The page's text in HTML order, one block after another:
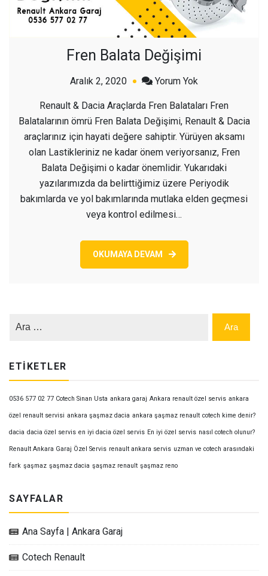
Fren Balata Değişimi
Aralık 2, 2020 Yorum Yok
Balata
Değişimi
Renault & Dacia Araçlarda Fren Balataları Fren
Balatalarının ömrü Fren Balata Değişimi, Renault & Dacia
araçlarınız için hayati değere sahiptir. Yürüyen aksamı
olan Lastikleriniz ne kadar önem veriyorsanız, Fren
Balata Değişimi o kadar önemlidir. Yukarıdaki
yazılarımızda da belirttiğimiz üzere Periyodik
bakımlarda ve yol bakımlarında mutlaka elden geçmesi
veya kontrol edilmesi…
OKUMAYA DEVAM
ETIKETLER
0536 577 02 77 Cotech Sinan Usta ankara garaj Ankara renault özel servis ankara
özel renault servisi ankara şaşmaz dacia ankara şaşmaz renault cotech kime denir?
dacia dacia özel servis en iyi dacia özel servis En iyi özel servis nasıl cotech olunur?
Renault Ankara Garaj Özel Servis renault ankara servis uzman ve cotech arasındaki
fark şaşmaz şaşmaz dacia şaşmaz renault şaşmaz reno
SAYFALAR
Ana Sayfa | Ankara Garaj
Cotech Renault